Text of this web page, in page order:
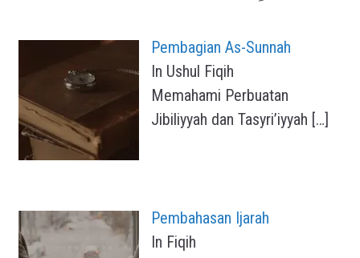
Pembagian As-Sunnah
In Ushul Fiqih
Memahami Perbuatan
Jibiliyyah dan Tasyri’iyyah […]
Pembahasan Ijarah
In Fiqih